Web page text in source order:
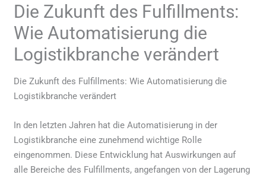
Die Zukunft des Fulfillments:
Wie Automatisierung die
Logistikbranche verändert
Die Zukunft des Fulfillments: Wie Automatisierung die
Logistikbranche verändert
In den letzten Jahren hat die Automatisierung in der
Logistikbranche eine zunehmend wichtige Rolle
eingenommen. Diese Entwicklung hat Auswirkungen auf
alle Bereiche des Fulfillments, angefangen von der Lagerung